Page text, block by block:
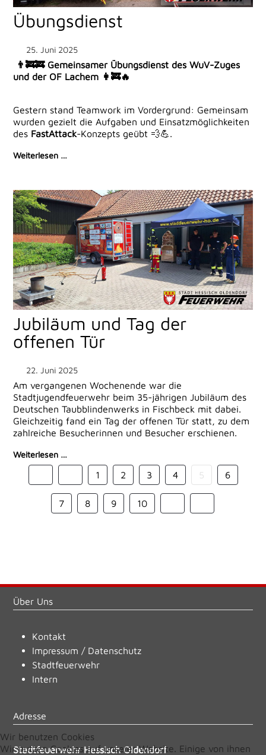
Übungsdienst
25. Juni 2025
👨‍🚒🚒 Gemeinsamer Übungsdienst des WuV-Zuges
und der OF Lachem 👩‍🚒🔥
Gestern stand Teamwork im Vordergrund: Gemeinsam
wurden gezielt die Aufgaben und Einsatzmöglichkeiten
des FastAttack-Konzepts geübt 💨💪.
Weiterlesen …
Jubiläum und Tag der
offenen Tür
22. Juni 2025
Am vergangenen Wochenende war die
Stadtjugendfeuerwehr beim 35-jährigen Jubiläum des
Deutschen Taubblindenwerks in Fischbeck mit dabei.
Gleichzeitig fand ein Tag der offenen Tür statt, zu dem
zahlreiche Besucherinnen und Besucher erschienen.
Weiterlesen …
1 2 3 4 5 6
7 8 9 10
Über Uns
Kontakt
Impressum / Datenschutz
Stadtfeuerwehr
Intern
Adresse
Stadtfeuerwehr Hessisch Oldendorf
Wir benutzen Cookies
Wir nutzen Cookies auf unserer Website. Einige von ihnen